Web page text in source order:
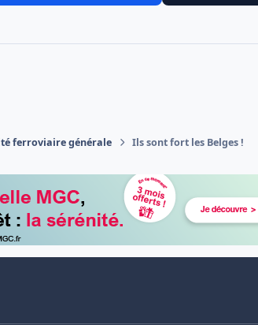
ferroviaire générale Ils sont fort les Belges !